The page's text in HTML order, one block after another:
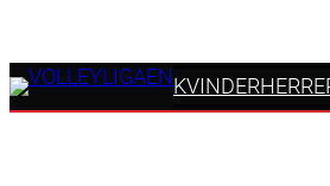
KVINDER